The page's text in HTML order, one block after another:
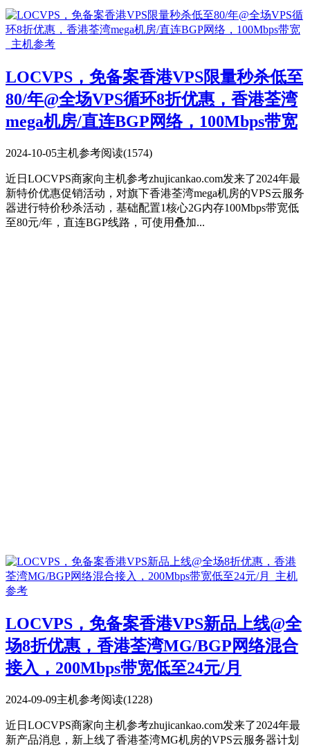
LOCVPS，免备案香港VPS限量秒杀低至
80/年@全场VPS循环8折优惠，香港荃湾
mega机房/直连BGP网络，100Mbps带宽
2024-10-05主机参考阅读(1574)
近日LOCVPS商家向主机参考zhujicankao.com发来了2024年最
新特价优惠促销活动，对旗下香港荃湾mega机房的VPS云服务
器进行特价秒杀活动，基础配置1核心2G内存100Mbps带宽低
至80元/年，直连BGP线路，可使用叠加...
LOCVPS，免备案香港VPS新品上线@全
场8折优惠，香港荃湾MG/BGP网络混合
接入，200Mbps带宽低至24元/月
2024-09-09主机参考阅读(1228)
近日LOCVPS商家向主机参考zhujicankao.com发来了2024年最
新产品消息，新上线了香港荃湾MG机房的VPS云服务器计划